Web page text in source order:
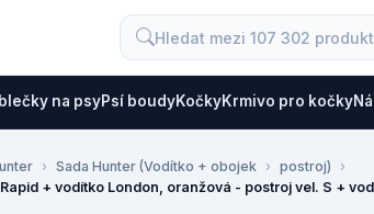
na psyPsí boudyKočkyKrmivo pro kočky
Sada Hunter (Vodítko + obojek
postroj)
+ vodítko London, oranžová - postroj vel. S +